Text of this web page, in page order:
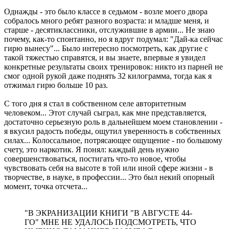
Однажды - это было классе в седьмом - возле моего двора
собралось много ребят разного возраста: и младше меня, и
старше - десятиклассники, отслужившие в армии... Не знаю
почему, как-то спонтанно, но я вдруг подумал: "Дай-ка сейчас
гирю вынесу"... Было интересно посмотреть, как другие с
такой тяжестью справятся, и вы знаете, впервые я увидел
конкретные результаты своих тренировок: никто из парней не
смог одной рукой даже поднять 32 килограмма, тогда как я
отжимал гирю больше 10 раз.
С того дня я стал в собственном селе авторитетным
человеком... Этот случай сыграл, как мне представляется,
достаточно серьезную роль в дальнейшем моем становлении -
я вкусил радость победы, ощутил уверенность в собственных
силах... Колоссальное, потрясающее ощущение - по большому
счету, это наркотик. Я понял: каждый день нужно
совершенствоваться, постигать что-то новое, чтобы
чувствовать себя на высоте в той или иной сфере жизни - в
творчестве, в науке, в профессии... Это был некий опорный
момент, точка отсчета...
"В ЭКРАНИЗАЦИИ КНИГИ "В АВГУСТЕ 44-
ГО" МНЕ НЕ УДАЛОСЬ ПОДСМОТРЕТЬ, ЧТО